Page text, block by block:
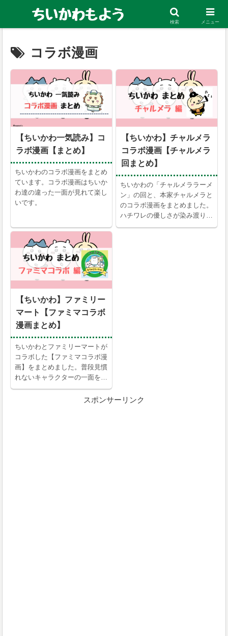
ちいかわの考察・まとめ、お得な電子マンガ情報を発信中！
コラボ漫画
【ちいかわ一気読み】コ
ラボ漫画【まとめ】
ちいかわのコラボ漫画をまとめ
ています。コラボ漫画はちいか
わ達の違った一面が見れて楽し
いです。
【ちいかわ】チャルメラ
コラボ漫画【チャルメラ
回まとめ】
ちいかわの「チャルメララーメ
ン」の回と、本家チャルメラと
のコラボ漫画をまとめました。
ハチワレの優しさが染み渡りま
す。
【ちいかわ】ファミリー
マート【ファミマコラボ
漫画まとめ】
ちいかわとファミリーマートが
コラボした【ファミマコラボ漫
画】をまとめました。普段見慣
れないキャラクターの一面を見
ることができます。
スポンサーリンク
検索 メニュー